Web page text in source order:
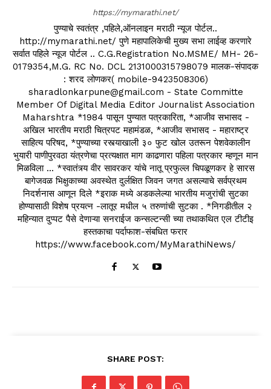
https://mymarathi.net/
पुण्याचे स्वतंत्र ,पहिले,ऑनलाइन मराठी न्यूज पोर्टल..
http://mymarathi.net/ पुणे महापालिकेची मुख्य सभा लाईव्ह करणारे
सर्वात पहिले न्यूज पोर्टल .. C.G.Registration No.MSME/ MH- 26-
0179354,M.G. RC No. DCL 2131000315798079 मालक-संपादक
: शरद लोणकर( mobile-9423508306)
sharadlonkarpune@gmail.com - State Committe
Member Of Digital Media Editor Journalist Association
Maharshtra *1984 पासून पुण्यात पत्रकारिता, *आजीव सभासद -
अखिल भारतीय मराठी चित्रपट महामंडळ, *आजीव सभासद - महाराष्ट्र
साहित्य परिषद, *पुण्याच्या रस्त्याखाली ३० फुट खोल उतरून पेशवेकालीन
भुयारी पाणीपुरवठा यंत्रणेचा प्रत्यक्षात माग काढणारा पहिला पत्रकार म्हणून मान
मिळविला ... *स्वातंत्र्य वीर सावरकर यांचे नातू प्रफुल्ल चिपळूणकर हे सारस
बागेजवळ भिक्षुकाच्या अवस्थेत दुर्लक्षित जिवन जगत असल्याचे सर्वप्रथम
निदर्शनास आणून दिले *इराक मध्ये अडकलेल्या भारतीय मजुरांची सुटका
होण्यासाठी विशेष प्रयत्न -लातूर मधील ५ तरुणांची सुटका . *निगडीतील २
महिन्यात दुप्पट पैसे देणाऱ्या सनराईज कन्सल्टन्सी च्या तथाकथित एल टीटीइ
हस्तकाचा पर्दाफाश-संबधित फरार
https://www.facebook.com/MyMarathiNews/
SHARE POST: